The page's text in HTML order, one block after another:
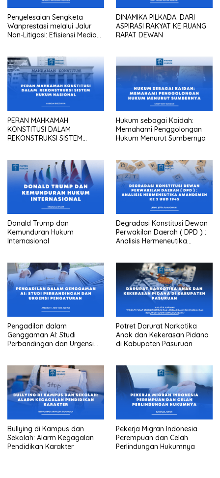
Penyelesaian Sengketa
Wanprestasi melalui Jalur
Non-Litigasi: Efisiensi Mediasi
DINAMIKA PILKADA: DARI
ASPIRASI RAKYAT KE RUANG
RAPAT DEWAN
PERAN MAHKAMAH
KONSTITUSI DALAM
REKONSTRUKSI SISTEM
Hukum sebagai Kaidah:
Memahami Penggolongan
Hukum Menurut Sumbernya
Donald Trump dan
Kemunduran Hukum
Internasional
Degradasi Konstitusi Dewan
Perwakilan Daerah ( DPD ) :
Analisis Hermeneutika
Pengadilan dalam
Genggaman AI: Studi
Perbandingan dan Urgensi
Potret Darurat Narkotika
Anak dan Kekerasan Pidana
di Kabupaten Pasuruan
Bullying di Kampus dan
Sekolah: Alarm Kegagalan
Pendidikan Karakter
Pekerja Migran Indonesia
Perempuan dan Celah
Perlindungan Hukumnya